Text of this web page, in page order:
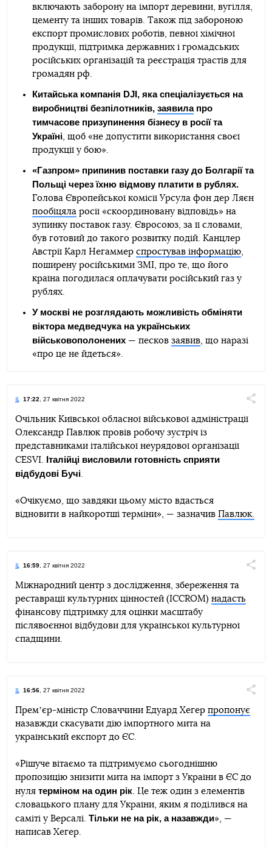
включають заборону на імпорт деревини, вугілля,
цементу та інших товарів. Також під забороною
експорт промислових роботів, певної хімічної
продукції, підтримка державних і громадських
російських організацій та реєстрація трастів для
громадян рф.
Китайська компанія DJI, яка спеціалізується на
виробництві безпілотників, заявилапро
тимчасове призупинення бізнесу в росії та
Україні, щоб «не допустити використання своєї
продукції у бою».
«Газпром» припинив поставки газу до Болгарії та
Польщі через їхню відмову платити в рублях.
Голова Європейської комісії Урсула фон дер Ляєн
пообіцяларосії «скоординовану відповідь» на
зупинку поставок газу. Євросоюз, за її словами,
був готовий до такого розвитку подій. Канцлер
Австрії Карл Негаммер спростував інформацію,
поширену російськими ЗМІ, про те, що його
країна погодилася оплачувати російський газ у
рублях.
У москві не розглядають можливість обміняти
віктора медведчука на українських
військовополонених— песков заявив, що наразі
«про це не йдеться».
17:22, 27 квітня 2022
TelegramFacebookTwitter
Очільник Київської обласної військової адміністрації
Олександр Павлюк провів робочу зустріч із
представниками італійської неурядової організації
CESVI. Італійці висловили готовність сприяти
відбудові Бучі.
«Очікуємо, що завдяки цьому місто вдасться
відновити в найкоротші терміни», — зазначив Павлюк.
16:59, 27 квітня 2022
TelegramFacebookTwitter
Міжнародний центр з дослідження, збереження та
реставрації культурних цінностей (ICCROM) надасть
фінансову підтримку для оцінки масштабу
післявоєнної відбудови для української культурної
спадщини.
16:56, 27 квітня 2022
TelegramFacebookTwitter
Премʼєр-міністр Словаччини Едуард Хегер пропонує
назавжди скасувати дію імпортного мита на
український експорт до ЄС.
«Рішуче вітаємо та підтримуємо сьогоднішню
пропозицію знизити мита на імпорт з України в ЄС до
нуля терміном на один рік. Це теж один з елементів
словацького плану для України, яким я поділився на
саміті у Версалі. Тільки не на рік, а назавжди», —
написав Хегер.